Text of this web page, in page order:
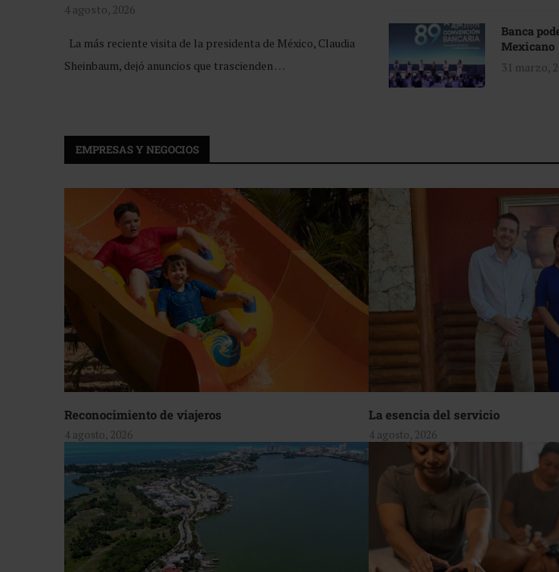
4 agosto, 2026
La más reciente visita de la presidenta de México, Claudia
Sheinbaum, dejó anuncios que trascienden …
Banca
Mexicano
31 marzo,
EMPRESAS Y NEGOCIOS
Reconocimiento de viajeros
4 agosto, 2026
La esencia del servicio
4 agosto, 2026